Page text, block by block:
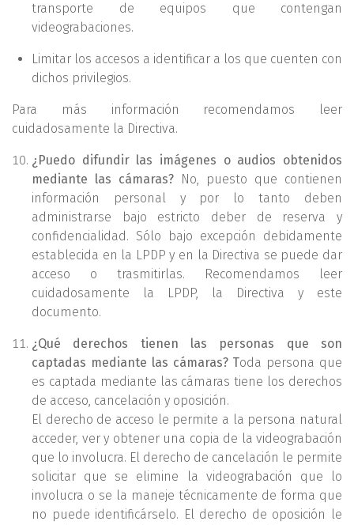
transporte de equipos que contengan
videograbaciones.
Limitar los accesos a identificar a los que cuenten con
dichos privilegios.
Para más información recomendamos leer
cuidadosamente la Directiva.
¿Puedo difundir las imágenes o audios obtenidos
mediante las cámaras? No, puesto que contienen
información personal y por lo tanto deben
administrarse bajo estricto deber de reserva y
confidencialidad. Sólo bajo excepción debidamente
establecida en la LPDP y en la Directiva se puede dar
acceso o trasmitirlas. Recomendamos leer
cuidadosamente la LPDP, la Directiva y este
documento.
¿Qué derechos tienen las personas que son
captadas mediante las cámaras? Toda persona que
es captada mediante las cámaras tiene los derechos
de acceso, cancelación y oposición.
El derecho de acceso le permite a la persona natural
acceder, ver y obtener una copia de la videograbación
que lo involucra. El derecho de cancelación le permite
solicitar que se elimine la videograbación que lo
involucra o se la maneje técnicamente de forma que
no puede identificárselo. El derecho de oposición le